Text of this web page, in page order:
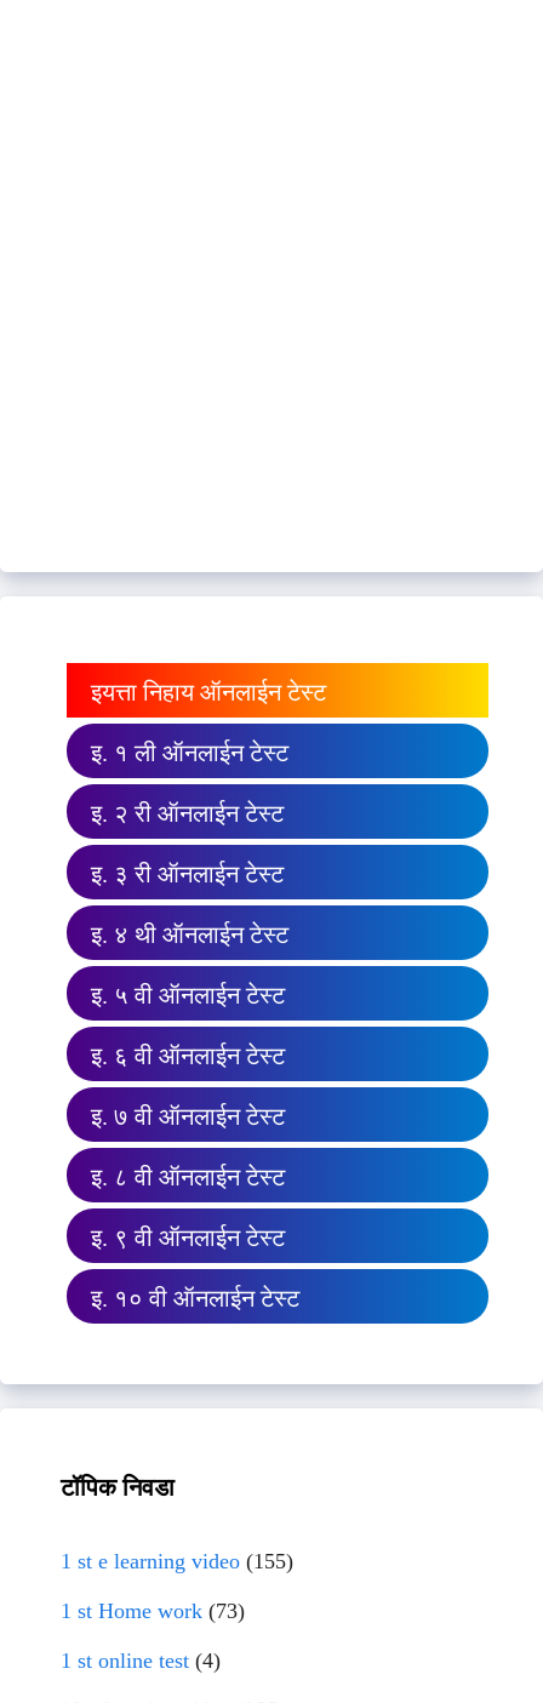
इयत्ता निहाय ऑनलाईन टेस्ट
इ. १ ली ऑनलाईन टेस्ट
इ. २ री ऑनलाईन टेस्ट
इ. ३ री ऑनलाईन टेस्ट
इ. ४ थी ऑनलाईन टेस्ट
इ. ५ वी ऑनलाईन टेस्ट
इ. ६ वी ऑनलाईन टेस्ट
इ. ७ वी ऑनलाईन टेस्ट
इ. ८ वी ऑनलाईन टेस्ट
इ. ९ वी ऑनलाईन टेस्ट
इ. १० वी ऑनलाईन टेस्ट
टॉपिक निवडा
1 st e learning video (155)
1 st Home work (73)
1 st online test (4)